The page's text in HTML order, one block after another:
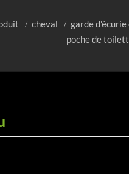
cheval
garde
poche de